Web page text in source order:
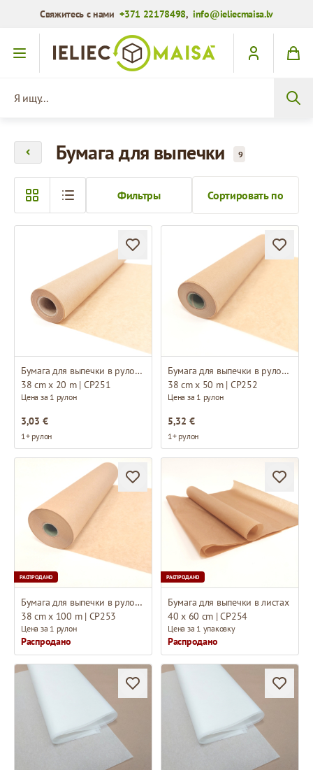
Свяжитесь с нами+371 22178498,info@ieliecmaisa.lv
Перейти к содержимому
Бумага для выпечки 9
Сортировать по
Фильтры
Бумага для выпечки в рулонах
38 cm x 20 m | CP251
Цена за 1 рулон
3,03 €
1+ рулон
Бумага для выпечки в рулонах
38 cm x 50 m | CP252
Цена за 1 рулон
5,32 €
1+ рулон
РАСПРОДАНО
Бумага для выпечки в рулонах
38 cm x 100 m | CP253
Цена за 1 рулон
Распродано
РАСПРОДАНО
Бумага для выпечки в листах
40 x 60 cm | CP254
Цена за 1 упаковку
Распродано